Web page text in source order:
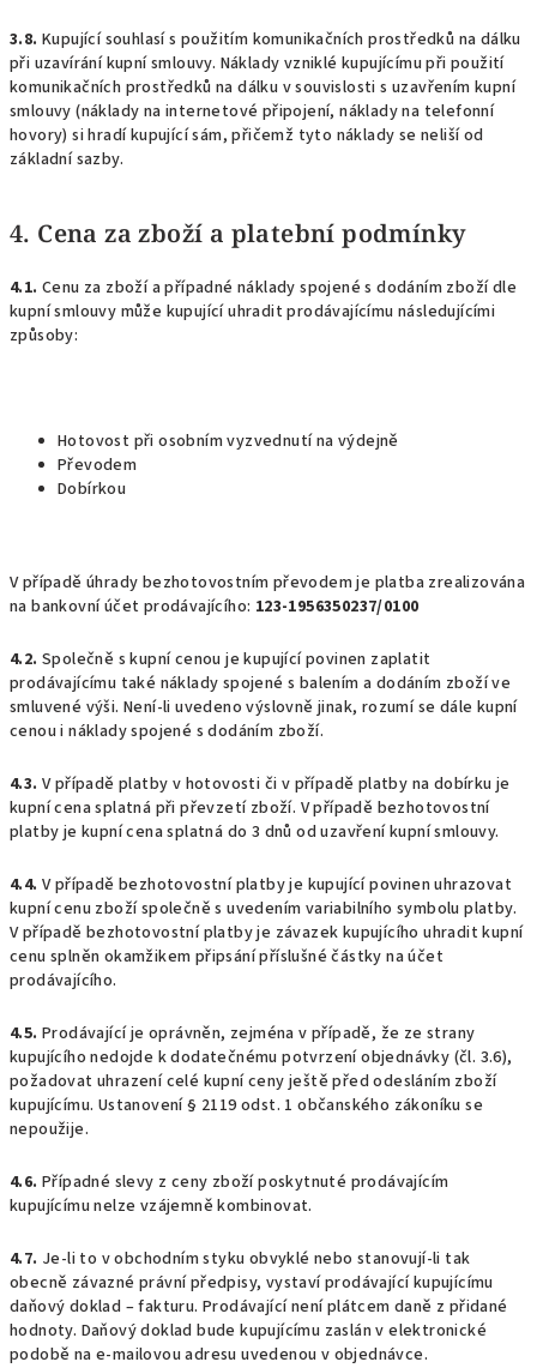
3.8. Kupující souhlasí s použitím komunikačních prostředků na dálku
při uzavírání kupní smlouvy. Náklady vzniklé kupujícímu při použití
komunikačních prostředků na dálku v souvislosti s uzavřením kupní
smlouvy (náklady na internetové připojení, náklady na telefonní
hovory) si hradí kupující sám, přičemž tyto náklady se neliší od
základní sazby.
4. Cena za zboží a platební podmínky
4.1. Cenu za zboží a případné náklady spojené s dodáním zboží dle
kupní smlouvy může kupující uhradit prodávajícímu následujícími
způsoby:
Hotovost při osobním vyzvednutí na výdejně
Převodem
Dobírkou
V případě úhrady bezhotovostním převodem je platba zrealizována
na bankovní účet prodávajícího: 123-1956350237/0100
4.2. Společně s kupní cenou je kupující povinen zaplatit
prodávajícímu také náklady spojené s balením a dodáním zboží ve
smluvené výši. Není-li uvedeno výslovně jinak, rozumí se dále kupní
cenou i náklady spojené s dodáním zboží.
4.3. V případě platby v hotovosti či v případě platby na dobírku je
kupní cena splatná při převzetí zboží. V případě bezhotovostní
platby je kupní cena splatná do 3 dnů od uzavření kupní smlouvy.
4.4. V případě bezhotovostní platby je kupující povinen uhrazovat
kupní cenu zboží společně s uvedením variabilního symbolu platby.
V případě bezhotovostní platby je závazek kupujícího uhradit kupní
cenu splněn okamžikem připsání příslušné částky na účet
prodávajícího.
4.5. Prodávající je oprávněn, zejména v případě, že ze strany
kupujícího nedojde k dodatečnému potvrzení objednávky (čl. 3.6),
požadovat uhrazení celé kupní ceny ještě před odesláním zboží
kupujícímu. Ustanovení § 2119 odst. 1 občanského zákoníku se
nepoužije.
4.6. Případné slevy z ceny zboží poskytnuté prodávajícím
kupujícímu nelze vzájemně kombinovat.
4.7. Je-li to v obchodním styku obvyklé nebo stanovují-li tak
obecně závazné právní předpisy, vystaví prodávající kupujícímu
daňový doklad – fakturu. Prodávající není plátcem daně z přidané
hodnoty. Daňový doklad bude kupujícímu zaslán v elektronické
podobě na e-mailovou adresu uvedenou v objednávce.